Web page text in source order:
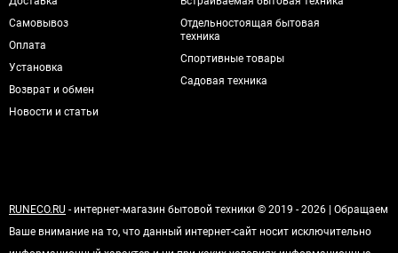
Самовывоз
Оплата
Установка
Возврат и обмен
Новости и статьи
Отдельностоящая бытовая
техника
Спортивные товары
Садовая техника
RUNECO.RU - интернет-магазин бытовой техники © 2019 - 2026 | Обращаем
Ваше внимание на то, что данный интернет-сайт носит исключительно